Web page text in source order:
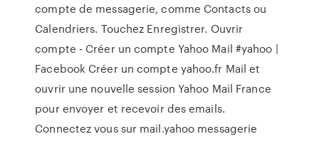
compte de messagerie, comme Contacts ou
Calendriers. Touchez Enregistrer. Ouvrir
compte - Créer un compte Yahoo Mail #yahoo |
Facebook Créer un compte yahoo.fr Mail et
ouvrir une nouvelle session Yahoo Mail France
pour envoyer et recevoir des emails.
Connectez vous sur mail.yahoo messagerie